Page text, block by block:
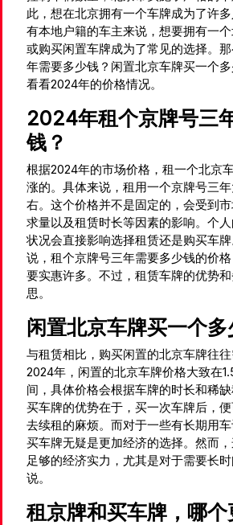
此，想在北京拥有一个车牌成为了许
有本地户籍的车主来说，想要拥有一
或购买闲置车牌成为了常见的选择。
年需要多少钱？闲置北京车牌买一个
看看2024年的价格情况。
2024年租个京牌号三
钱？
根据2024年的市场价格，租一个北京
涨的。具体来说，租用一个京牌号三
右。这个价格并不是固定的，会受到
求量以及租赁时长等因素的影响。个
状况会直接影响选择租赁还是购买车
说，租个京牌号三年需要多少钱的价
要实惠许多。不过，租赁车牌的优势
思。
闲置北京车牌买一个多
与租赁相比，购买闲置的北京车牌往往
2024年，闲置的北京车牌价格大致在
间，具体价格会根据车牌的时长和稀
买车牌的优势在于，买一次车牌后，
去续租的麻烦。而对于一些有长期用
买车牌无疑是更加经济的选择。然而
足够的经济实力，尤其是对于需要长
说。
租京牌和买车牌，哪个